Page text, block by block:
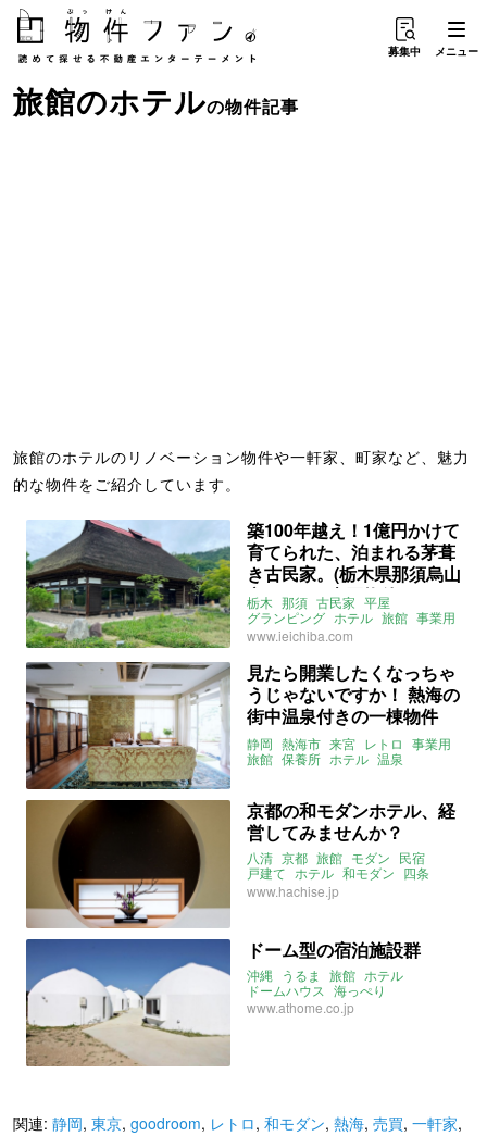
募集中 メニュー
旅館のホテルの物件記事
旅館のホテルのリノベーション物件や一軒家、町家など、魅力
的な物件をご紹介しています。
築100年越え！1億円かけて
育てられた、泊まれる茅葺
き古民家。(栃木県那須烏山
市159㎡の売買物件)
栃木 那須 古民家 平屋
グランピング ホテル 旅館 事業用
庭 リノベーション
www.ieichiba.com
見たら開業したくなっちゃ
うじゃないですか！ 熱海の
街中温泉付きの一棟物件
(静岡県熱海市923㎡の売買
物件)
静岡 熱海市 来宮 レトロ 事業用
旅館 保養所 ホテル 温泉
京都の和モダンホテル、経
営してみませんか？
八清 京都 旅館 モダン 民宿
戸建て ホテル 和モダン 四条
五条
www.hachise.jp
ドーム型の宿泊施設群
沖縄 うるま 旅館 ホテル
ドームハウス 海っぺり
www.athome.co.jp
関連: 静岡, 東京, goodroom, レトロ, 和モダン, 熱海, 売買, 一軒家,